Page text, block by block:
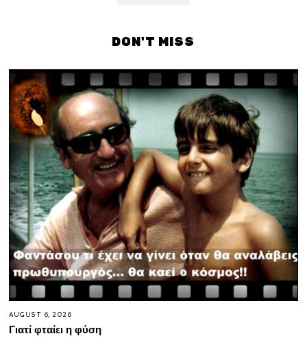
DON'T MISS
AUGUST 6, 2026
Γιατί φταίει η φύση